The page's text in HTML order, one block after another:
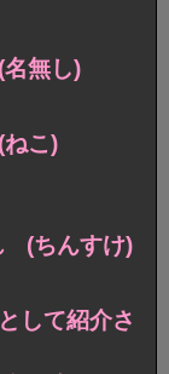
無し)
こ)
(ちんすけ)
して紹介さ